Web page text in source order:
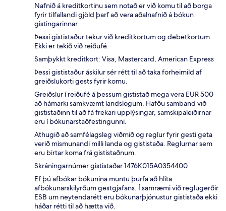
Nafnið á kreditkortinu sem notað er við komu til að borga
fyrir tilfallandi gjöld þarf að vera aðalnafnið á bókun
gistingarinnar.
Þessi gististaður tekur við kreditkortum og debetkortum.
Ekki er tekið við reiðufé.
Samþykkt kreditkort: Visa, Mastercard, American Express
Þessi gististaður áskilur sér rétt til að taka forheimild af
greiðslukorti gests fyrir komu.
Greiðslur í reiðufé á þessum gististað mega vera EUR 500
að hámarki samkvæmt landslögum. Hafðu samband við
gististaðinn til að fá frekari upplýsingar, samskipaleiðirnar
eru í bókunarstaðfestingunni.
Athugið að samfélagsleg viðmið og reglur fyrir gesti geta
verið mismunandi milli landa og gististaða. Reglurnar sem
eru birtar koma frá gististaðnum.
Skráningarnúmer gististaðar 1476K015A0354400
Ef þú afbókar bókunina muntu þurfa að hlíta
afbókunarskilyrðum gestgjafans. Í samræmi við reglugerðir
ESB um neytendarétt eru bókunarþjónustur gististaða ekki
háðar rétti til að hætta við.